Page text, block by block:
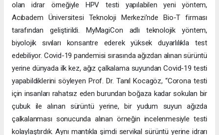
olan idrar örneğiyle HPV testi yapılabilen yeni yöntem,
Acıbadem Üniversitesi Teknoloji Merkezi’nde Bio-T firması
tarafından geliştirildi. MyMagiCon adlı teknolojik yöntem,
biyolojik sıvıları konsantre ederek yüksek duyarlılıkla test
edebiliyor. Covid-19 pandemisi sırasında ağızdan alınan sürüntü
yerine dünyada ilk kez, ağız çalkalama suyundan Covid-19 testi
yapabildiklerini söyleyen Prof. Dr. Tanıl Kocagöz, “Corona testi
için insanları rahatsız eden burundan boğaza kadar sokulan bir
çubuk ile alınan sürüntü yerine, bir yudum suyun ağızda
çalkalanması sonucunda alınan örneğin incelenmesiyle testi
kolaylaştırdık. Aynı mantıkla şimdi servikal sürüntü yerine idrarı